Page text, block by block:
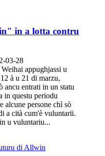
in a lotta contru
03-28
appughjassi u
à u 21 di marzu,
ancu entrati in un statu
in questu periodu
alcune persone chì sò
a cità cum'è vuluntarii.
u vuluntariu...